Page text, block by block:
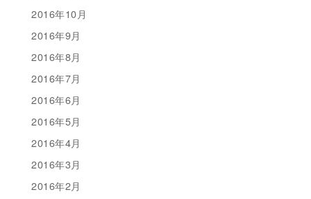
2016年10月
2016年9月
2016年8月
2016年7月
2016年6月
2016年5月
2016年4月
2016年3月
2016年2月